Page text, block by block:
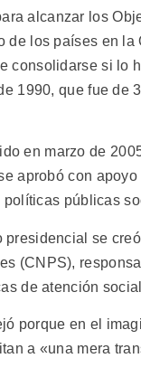
alcanzar los
de los países en
consolidarse si
1990, que fue de
en marzo de
aprobó con
públicas
se
(CNPS),
de atención
porque en el
a «una mera